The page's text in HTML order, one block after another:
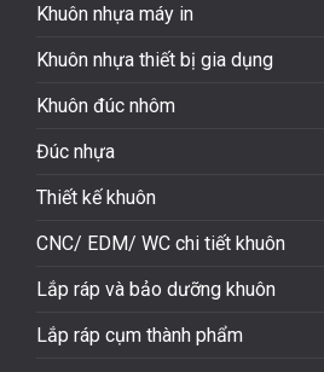
Khuôn nhựa máy in
Khuôn nhựa thiết bị gia dụng
Khuôn đúc nhôm
Đúc nhựa
Thiết kế khuôn
CNC/ EDM/ WC chi tiết khuôn
Lắp ráp và bảo dưỡng khuôn
Lắp ráp cụm thành phẩm